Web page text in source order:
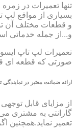
تنها تعمیرات در
بسیاری از مواقع لپ
و قطعات مختلف آن
و...از جمله خدماتی
تعمیرات لپ تاپ
صورتی که قطعه ای
ارائه ضمانت معتبر در
گارانتی به مشتری
تعمیر نماید.همچنین